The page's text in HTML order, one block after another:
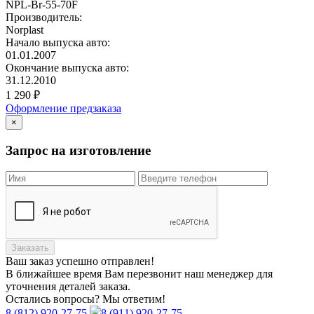
NPL-Br-55-70F
Производитель:
Norplast
Начало выпуска авто:
01.01.2007
Окончание выпуска авто:
31.12.2010
1 290 ₽
Оформление предзаказа
×
Запрос на изготовление
Заказать
Ваш заказ успешно отправлен!
В ближайшее время Вам перезвонит наш менеджер для
уточнения деталей заказа.
Остались вопросы? Мы ответим!